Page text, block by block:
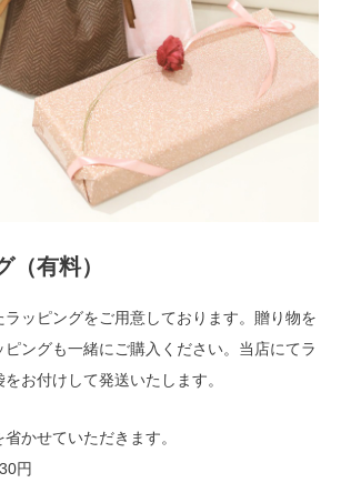
（有料）
ラッピングをご用意しております。贈り物を
ングも一緒にご購入ください。当店にてラ
お付けして発送いたします。
かせていただきます。
円